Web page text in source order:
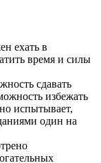
ехать в
время и силы
сдавать
избежать
испытывает,
один на